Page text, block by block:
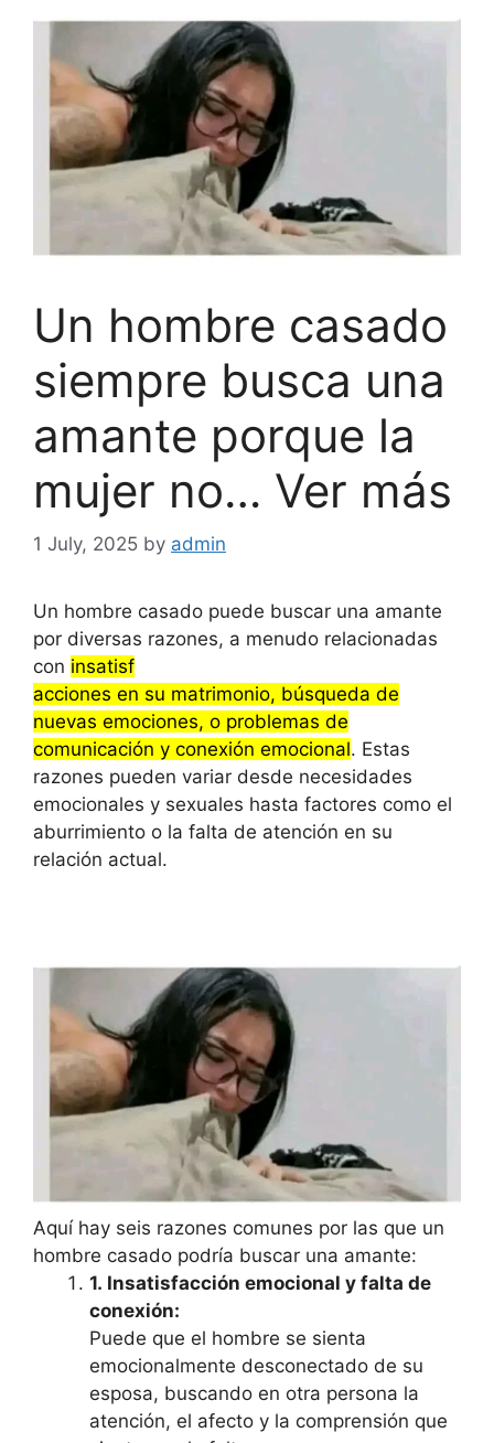
Un hombre casado
siempre busca una
amante porque la
mujer no… Ver más
1 July, 2025 by admin
Un hombre casado puede buscar una amante
por diversas razones, a menudo relacionadas
con insatisf
acciones en su matrimonio, búsqueda de
nuevas emociones, o problemas de
comunicación y conexión emocional. Estas
razones pueden variar desde necesidades
emocionales y sexuales hasta factores como el
aburrimiento o la falta de atención en su
relación actual.
Aquí hay seis razones comunes por las que un
hombre casado podría buscar una amante:
1. Insatisfacción emocional y falta de
conexión:
Puede que el hombre se sienta
emocionalmente desconectado de su
esposa, buscando en otra persona la
atención, el afecto y la comprensión que